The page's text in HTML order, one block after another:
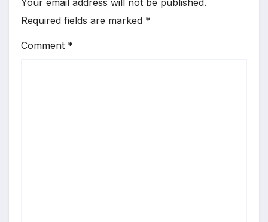
Required fields are marked *
Comment *